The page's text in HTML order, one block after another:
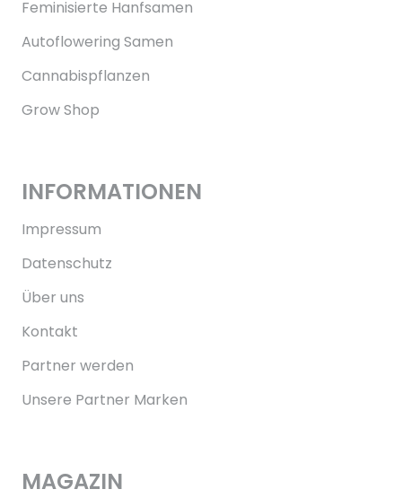
Feminisierte Hanfsamen
Autoflowering Samen
Cannabispflanzen
Grow Shop
INFORMATIONEN
Impressum
Datenschutz
Über uns
Kontakt
Partner werden
Unsere Partner Marken
MAGAZIN